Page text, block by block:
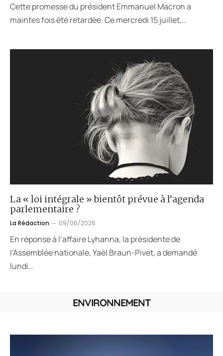
Cette promesse du président Emmanuel Macron a
maintes fois été retardée. Ce mercredi 15 juillet,…
La « loi intégrale » bientôt prévue à l’agenda
parlementaire ?
La Rédaction 09/06/2026
En réponse à l’affaire Lyhanna, la présidente de
l’Assemblée nationale, Yaël Braun-Pivet, a demandé
lundi…
ENVIRONNEMENT